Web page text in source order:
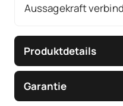
Aussagekraft
Produktdetails
Garantie